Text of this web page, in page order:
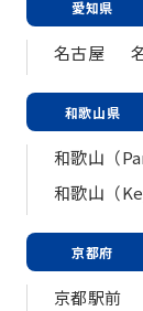
愛知県
名古屋
和歌山県
和歌山（
和歌山（
京都府
京都駅前